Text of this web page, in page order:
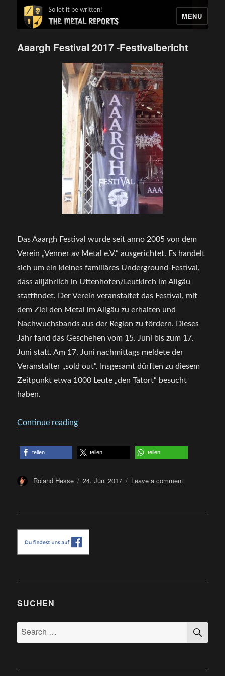
MENU
So let it be written!
Aaargh Festival 2017 -Festivalbericht
Das Aaargh Festival wurde seit anno 2005 von dem
Verein „Venner av Metal e.V.“ausgerichtet. Es handelt
sich um ein kleines familiäres Underground-Festival,
dass alljährlich in Uttenhofen/Leutkirch im Allgäu
stattfindet. Der Verein veranstaltet das Festival, mit
dem Ziel den Metal im Allgäu zu erhalten und
Nachwuchsbands aus der Region zu fördern. Dieses
Jahr fand das Geschehen vom 15. Juni bis zum 17.
Juni statt. Am 17. Juni nachmittags meldete der
Veranstalter „sold out“. Insgesamt dürften zu diesem
Zeitpunkt etwa 1000 Leute „den Tatort“ besucht
haben.
Continue reading„Aaargh Festival 2017 -Festivalbericht“
teilen teilen teilen
Author
Roland Hesse
Posted
24. Juni 2017 Leave a commenton
SUCHEN
Search
for: